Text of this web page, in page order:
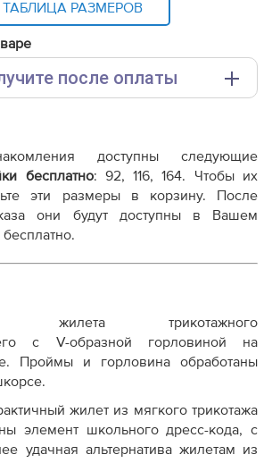
ТАБЛИЦА РАЗМЕРОВ
после оплаты
для печати на принтере A4 или
шириной печати 810мм в зависимости
Эрин510.pdf
файлы:
машинных работ
пошива
выкройки
готовую выкройку по росту
доступны следующие
бесплатно: 92, 116, 164. Чтобы их
эти размеры в корзину. После
они будут доступны в Вашем
жилета трикотажного
с V-образной горловиной на
Проймы и горловина обработаны
жилет из мягкого трикотажа
элемент школьного дресс-кода, с
удачная альтернатива жилетам из